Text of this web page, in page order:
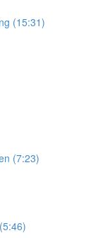
(15:31)
(7:23)